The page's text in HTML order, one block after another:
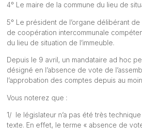
4° Le maire de la commune du lieu de
5° Le président de l’organe délibérant de
de coopération intercommunale
du lieu de situation de l’immeuble.
Depuis le 9 avril, un mandataire ad hoc
désigné en l’absence de vote de
l’approbation des comptes depuis au
Vous noterez que :
1/ le législateur n’a pas été très
texte. En effet, le terme « absence de